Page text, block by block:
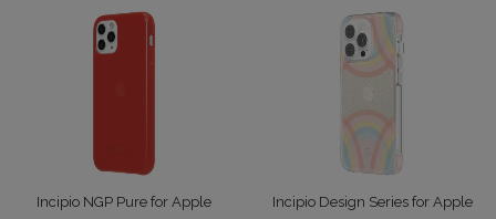
349 грн/шт.
Incipio NGP Pure for Apple
Incipio Design Series for Apple